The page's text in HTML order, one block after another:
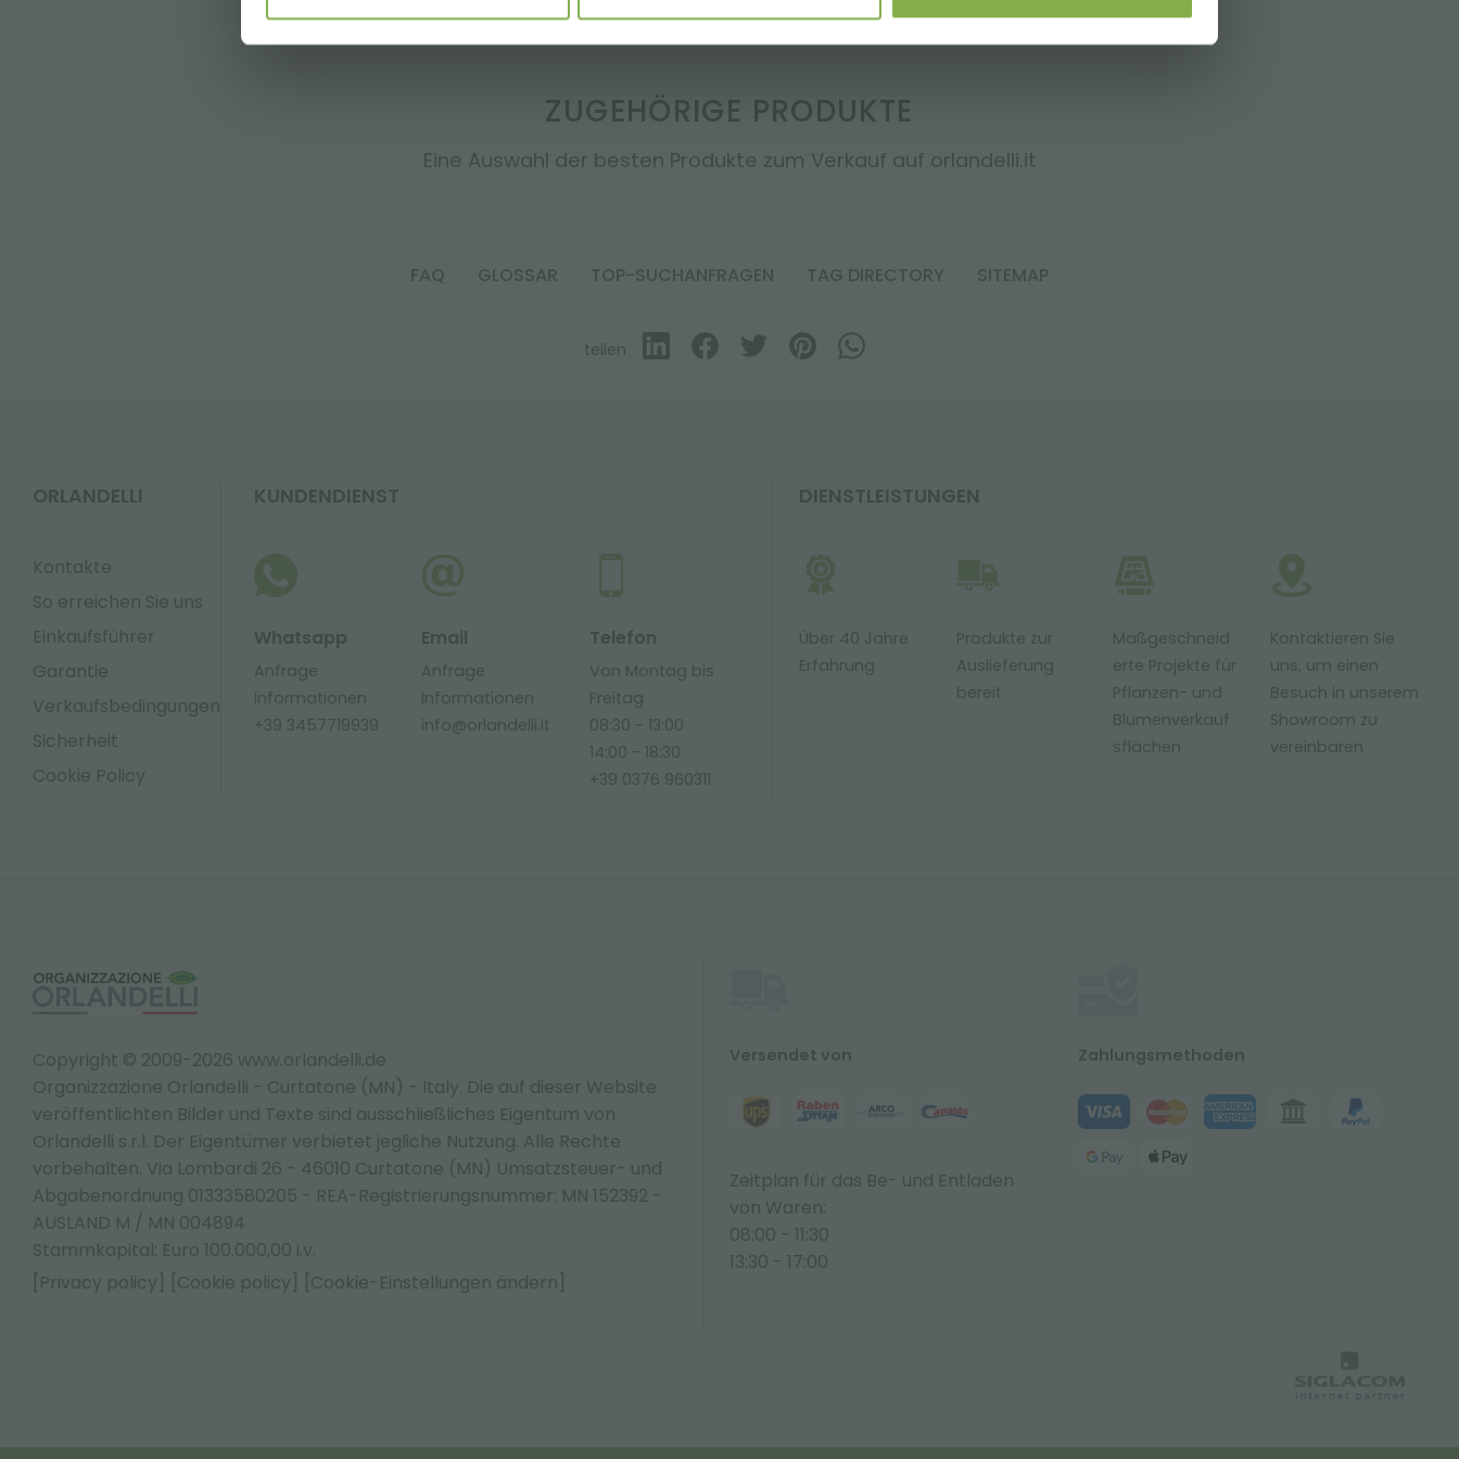
ZUGEHÖRIGE PRODUKTE
Eine Auswahl der besten Produkte zum Verkauf auf orlandelli.it
FAQ GLOSSAR TOP-SUCHANFRAGEN TAG DIRECTORY SITEMAP
teilen
ORLANDELLI
Kontakte
So erreichen Sie uns
Einkaufsführer
Garantie
Verkaufsbedingungen
Sicherheit
Cookie Policy
KUNDENDIENST
Whatsapp
Anfrage
Informationen
+39 3457719939
Email
Anfrage
Informationen
info@orlandelli.it
Telefon
Von Montag bis
Freitag
08:30 - 13:00
14:00 - 18:30
+39 0376 960311
DIENSTLEISTUNGEN
Über 40 Jahre
Erfahrung
Produkte zur
Auslieferung
bereit
Maßgeschneid
erte Projekte für
Pflanzen- und
Blumenverkauf
sflächen
Kontaktieren Sie
uns, um einen
Besuch in unserem
Showroom zu
vereinbaren
Copyright © 2009-2026 www.orlandelli.de
Organizzazione Orlandelli - Curtatone (MN) - Italy. Die auf dieser Website
veröffentlichten Bilder und Texte sind ausschließliches Eigentum von
Orlandelli s.r.l. Der Eigentümer verbietet jegliche Nutzung. Alle Rechte
vorbehalten. Via Lombardi 26 - 46010 Curtatone (MN) Umsatzsteuer- und
Abgabenordnung 01333580205 - REA-Registrierungsnummer: MN 152392 -
AUSLAND M / MN 004894
Stammkapital: Euro 100.000,00 i.v.
[Privacy policy]
[Cookie policy] [Cookie-Einstellungen ändern]
Versendet von
Zeitplan für das Be- und Entladen
von Waren:
08:00 - 11:30
13:30 - 17:00
Zahlungsmethoden